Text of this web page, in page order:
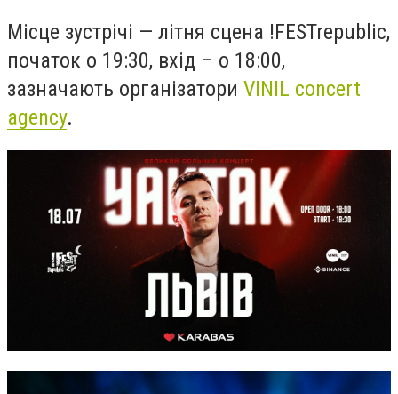
Місце зустрічі — літня сцена !FESTrepublic,
початок о 19:30, вхід – о 18:00,
зазначають організатори VINIL concert
agency.